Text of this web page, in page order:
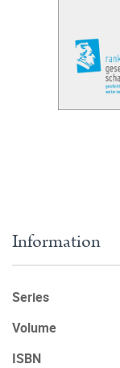
Information
Series
Volume
ISBN